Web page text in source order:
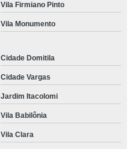
Vila Firmiano Pinto
Vila Monumento
Cidade Domitila
Cidade Vargas
Jardim Itacolomi
Vila Babilônia
Vila Clara